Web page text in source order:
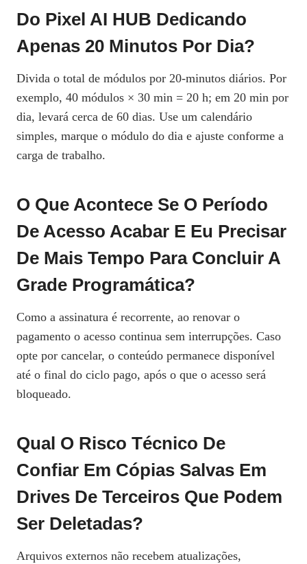
Do Pixel AI HUB Dedicando
Apenas 20 Minutos Por Dia?
Divida o total de módulos por 20‑minutos diários. Por
exemplo, 40 módulos × 30 min = 20 h; em 20 min por
dia, levará cerca de 60 dias. Use um calendário
simples, marque o módulo do dia e ajuste conforme a
carga de trabalho.
O Que Acontece Se O Período
De Acesso Acabar E Eu Precisar
De Mais Tempo Para Concluir A
Grade Programática?
Como a assinatura é recorrente, ao renovar o
pagamento o acesso continua sem interrupções. Caso
opte por cancelar, o conteúdo permanece disponível
até o final do ciclo pago, após o que o acesso será
bloqueado.
Qual O Risco Técnico De
Confiar Em Cópias Salvas Em
Drives De Terceiros Que Podem
Ser Deletadas?
Arquivos externos não recebem atualizações,